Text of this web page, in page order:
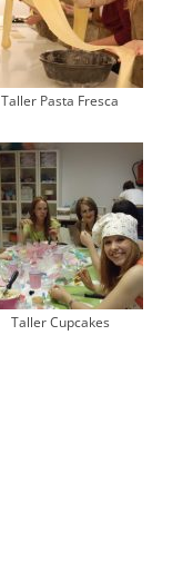
Taller Pasta Fresca
Taller Cupcakes